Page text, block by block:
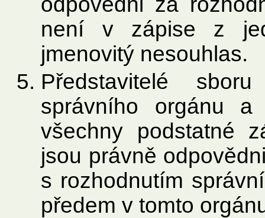
není v zápise z
jmenovitý nesouhlas.
Představitelé
správního orgánu
všechny podstatné
jsou právně
s rozhodnutím
předem v tomto